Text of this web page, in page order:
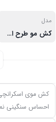
مدل
کش مو طرح اسکرانچی با جنس لمه
کش موی
احساس سنگینی